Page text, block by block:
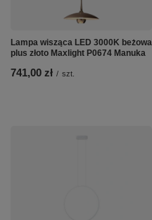
Lampa wisząca LED 3000K beżowa
plus złoto Maxlight P0674 Manuka
741,00 zł / szt.